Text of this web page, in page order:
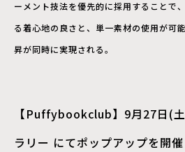
ーメント技法を優先的に採用することで
る着心地の良さと、単一素材の使用が可
昇が同時に実現される。
【Puffybookclub】9月27日(
ラリー にてポップアップを開催